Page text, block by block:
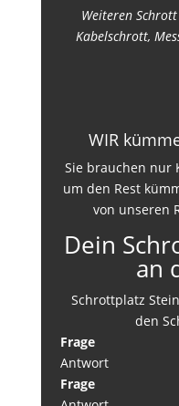
Weiteren
Kabelschrott,
WIR
Sie brauchen nur
um den Rest
von unseren
Dein
an
Schrottplatz
den
Frage
Antwort
Frage